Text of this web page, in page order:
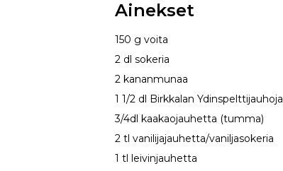
Ainekset
150 g voita
2 dl sokeria
2 kananmunaa
1 1/2 dl Birkkalan Ydinspelttijauhoja
3/4dl kaakaojauhetta (tumma)
2 tl vanilijajauhetta/vaniljasokeria
1 tl leivinjauhetta